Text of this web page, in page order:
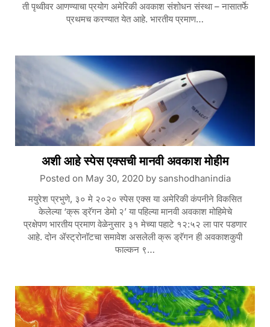
ती पृथ्वीवर आणण्याचा प्रयोग अमेरिकी अवकाश संशोधन संस्था – नासातर्फे
प्रथमच करण्यात येत आहे. भारतीय प्रमाण…
अशी आहे स्पेस एक्सची मानवी अवकाश मोहीम
Posted on May 30, 2020by sanshodhanindia
मयुरेश प्रभुणे, ३० मे २०२० स्पेस एक्स या अमेरिकी कंपनीने विकसित
केलेल्या ‘क्रू ड्रॅगन डेमो २’ या पहिल्या मानवी अवकाश मोहिमेचे
प्रक्षेपण भारतीय प्रमाण वेळेनुसार ३१ मेच्या पहाटे १२:५२ ला पार पडणार
आहे. दोन ॲस्ट्रोनॉटचा समावेश असलेली क्रू ड्रॅगन ही अवकाशकुपी
फाल्कन ९…